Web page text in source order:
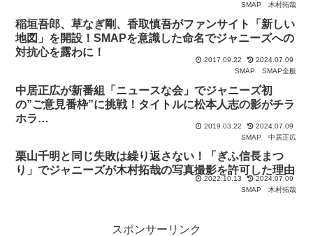
SMAP
木村拓哉
稲垣吾郎、草なぎ剛、香取慎吾がファンサイト「新しい
地図」を開設！SMAPを意識した命名でジャニーズへの
対抗心を露わに！
2017.09.22
2024.07.09
SMAP
SMAP全般
中居正広が新番組「ニュースな会」でジャニーズ初
の”ご意見番枠”に挑戦！タイトルに松本人志の影がチラ
ホラ…
2019.03.22
2024.07.09
SMAP
中居正広
栗山千明と同じ失敗は繰り返さない！「ぎふ信長まつ
り」でジャニーズが木村拓哉の写真撮影を許可した理由
2022.10.13
2024.07.09
SMAP
木村拓哉
スポンサーリンク